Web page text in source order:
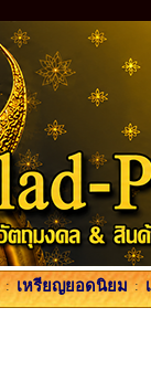
: เหรียญยอดนิยม :